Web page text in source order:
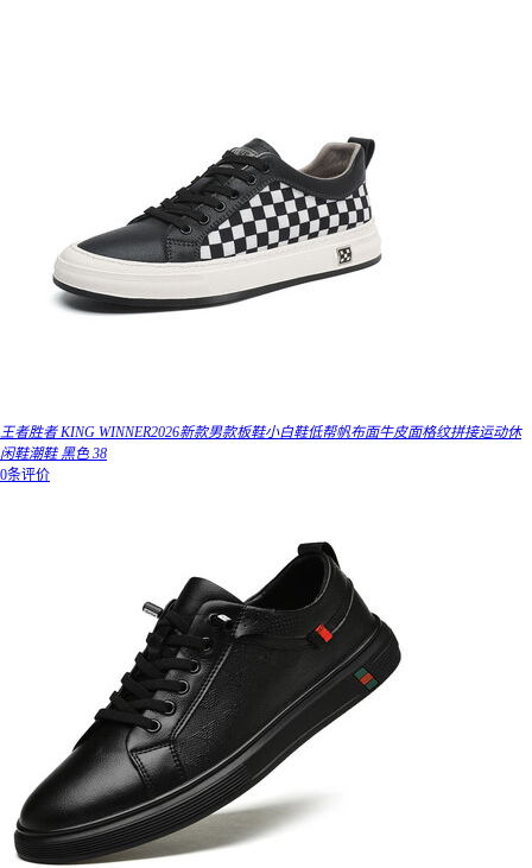
王者胜者 KING WINNER2026新款男款板鞋小白鞋低帮帆布面牛皮面格纹拼接运动休
闲鞋潮鞋 黑色 38
0条评价